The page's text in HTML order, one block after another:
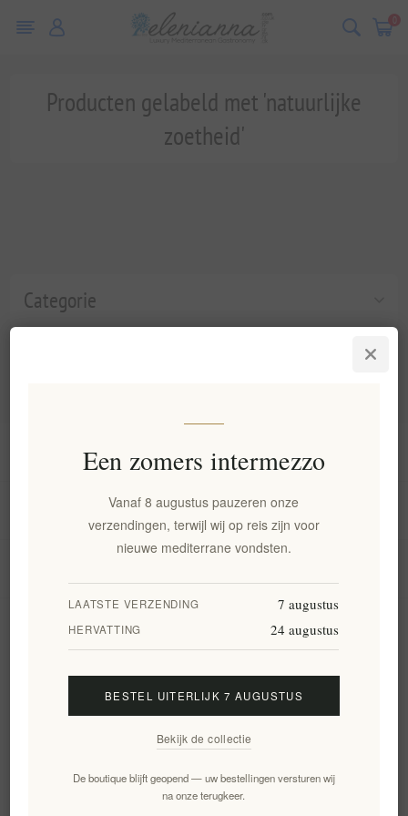
0
Categorie
Producten gelabeld met 'natuurlijke
zoetheid'
Informatie
Mijn account
Aanmelden Opzeggen
Een zomers intermezzo
Vanaf 8 augustus pauzeren onze
verzendingen, terwijl wij op reis zijn voor
nieuwe mediterrane vondsten.
LAATSTE VERZENDING 7 augustus
HERVATTING 24 augustus
BESTEL UITERLIJK 7 AUGUSTUS
Bekijk de collectie
De boutique blijft geopend — uw bestellingen versturen wij
na onze terugkeer.